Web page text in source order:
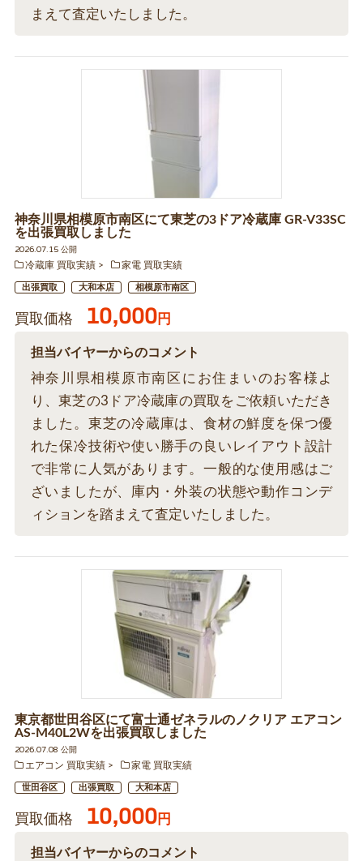
まえて査定いたしました。
神奈川県相模原市南区にて東芝の3ドア冷蔵庫 GR-V33SC
を出張買取しました
2026.07.15 公開
冷蔵庫 買取実績
家電 買取実績
出張買取 大和本店 相模原市南区
買取価格 10,000円
担当バイヤーからのコメント
神奈川県相模原市南区にお住まいのお客様よ
り、東芝の3ドア冷蔵庫の買取をご依頼いただき
ました。東芝の冷蔵庫は、食材の鮮度を保つ優
れた保冷技術や使い勝手の良いレイアウト設計
で非常に人気があります。一般的な使用感はご
ざいましたが、庫内・外装の状態や動作コンデ
ィションを踏まえて査定いたしました。
東京都世田谷区にて富士通ゼネラルのノクリア エアコン
AS-M40L2Wを出張買取しました
2026.07.08 公開
エアコン 買取実績
家電 買取実績
世田谷区 出張買取 大和本店
買取価格 10,000円
担当バイヤーからのコメント